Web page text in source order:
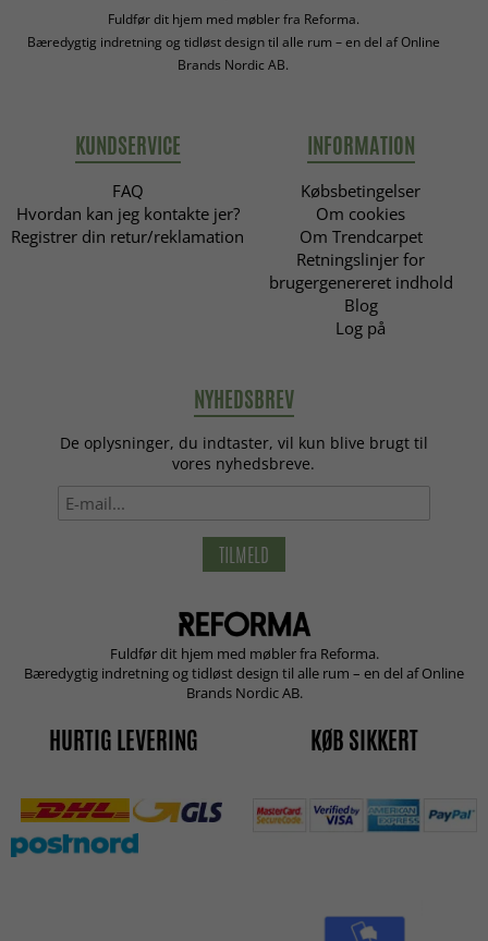
Fuldfør dit hjem med møbler fra Reforma.
Bæredygtig indretning og tidløst design til alle rum – en del af Online
Brands Nordic AB.
KUNDSERVICE
FAQ
Hvordan kan jeg kontakte jer?
Registrer din retur/reklamation
INFORMATION
Købsbetingelser
Om cookies
Om Trendcarpet
Retningslinjer for
brugergenereret indhold
Blog
Log på
NYHEDSBREV
De oplysninger, du indtaster, vil kun blive brugt til
vores nyhedsbreve.
TILMELD
Fuldfør dit hjem med møbler fra Reforma.
Bæredygtig indretning og tidløst design til alle rum – en del af Online
Brands Nordic AB.
HURTIG LEVERING KØB SIKKERT